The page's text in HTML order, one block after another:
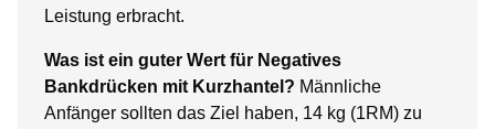
Leistung erbracht.
Was ist ein guter Wert für Negatives
Bankdrücken mit Kurzhantel? Männliche
Anfänger sollten das Ziel haben, 14 kg (1RM) zu